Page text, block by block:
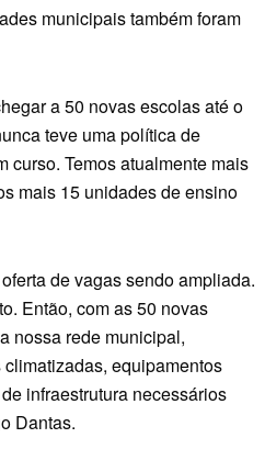
municipais também foram
a 50 novas escolas até o
teve uma política de
curso. Temos atualmente mais
mais 15 unidades de ensino
de vagas sendo ampliada.
Então, com as 50 novas
nossa rede municipal,
equipamentos
infraestrutura necessários
Dantas.